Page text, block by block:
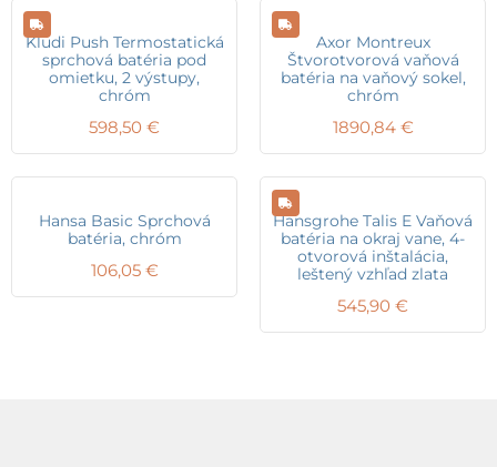
Kludi Push Termostatická
sprchová batéria pod
omietku, 2 výstupy,
chróm
598,50 €
Axor Montreux
Štvorotvorová vaňová
batéria na vaňový sokel,
chróm
1890,84 €
Hansa Basic Sprchová
batéria, chróm
106,05 €
Hansgrohe Talis E Vaňová
batéria na okraj vane, 4-
otvorová inštalácia,
leštený vzhľad zlata
545,90 €